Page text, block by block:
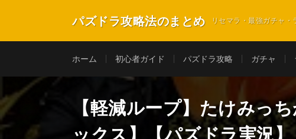
パズドラ攻略法のまとめ リセマラ・最強ガチャ
ホーム 初心者ガイド パズドラ攻略 ガチャ
【軽減ループ】たけみっ
ックス】【パズドラ実況】